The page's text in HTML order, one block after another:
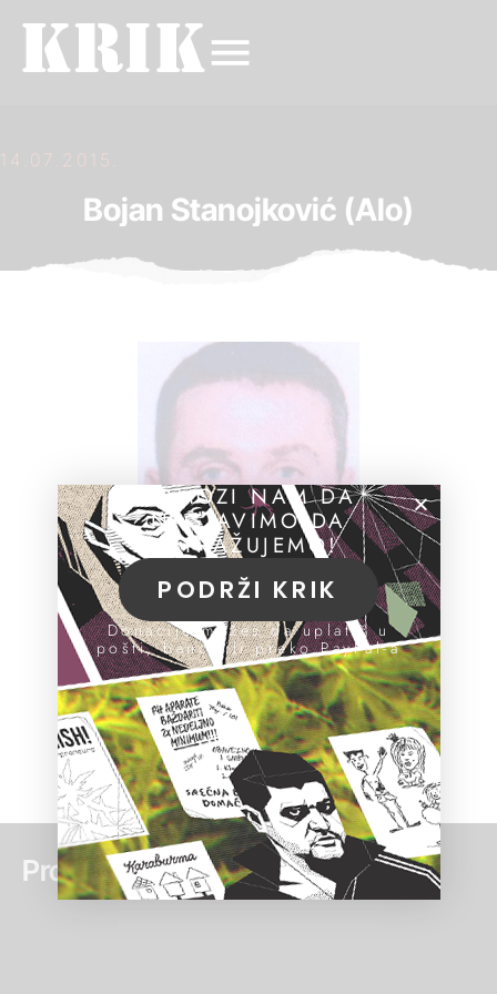
14.07.2015.
Bojan Stanojković (Alo)
Pročitaj još:
POMOZI NAM DA
NASTAVIMO DA
ISTRAŽUJEMO!
PODRŽI KRIK
Donacije možeš da uplatiš u
pošti, banci ili preko PayPal-a